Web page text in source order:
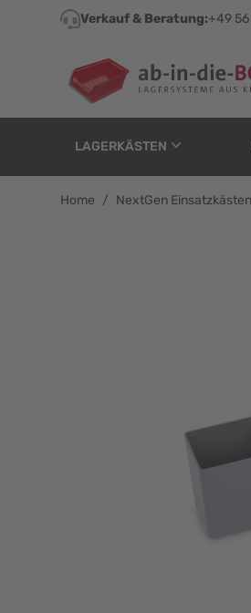
Direkt zum Inhalt
Verkauf & Beratung:+49
LAGERKÄSTEN
Home / NextGen
NextGen